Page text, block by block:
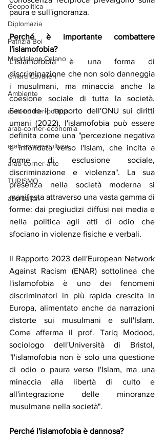
Geopolitica
Diplomazia
Patrizia Boi
Maddalena Celano
Chiara Cavalieri
Ambiente
arab-corner-politica
arab-corner-economia
arab-corner-cultura
arab-corner-arte
TURISMO
azerbaijan
paura e sull'ignoranza.
Perché è importante combattere
l'islamofobia?
L'islamofobia è una forma di
discriminazione che non solo danneggia
i musulmani, ma minaccia anche la
coesione sociale di tutta la società.
Secondo il rapporto dell'ONU sui diritti
umani (2022), l'islamofobia può essere
definita come una "percezione negativa
e infondata verso l'Islam, che incita a
forme di esclusione sociale,
discriminazione e violenza". La sua
presenza nella società moderna si
manifesta attraverso una vasta gamma di
forme: dai pregiudizi diffusi nei media e
nella politica agli atti di odio che
sfociano in violenze fisiche e verbali.
Il Rapporto 2023 dell'European Network
Against Racism (ENAR) sottolinea che
l'islamofobia è uno dei fenomeni
discriminatori in più rapida crescita in
Europa, alimentato anche da narrazioni
distorte sui musulmani e sull'Islam.
Come afferma il prof. Tariq Modood,
sociologo dell'Università di Bristol,
"l'islamofobia non è solo una questione
di odio o paura verso l'Islam, ma una
minaccia alla libertà di culto e
all'integrazione delle minoranze
musulmane nella società".
Perché l'islamofobia è dannosa?